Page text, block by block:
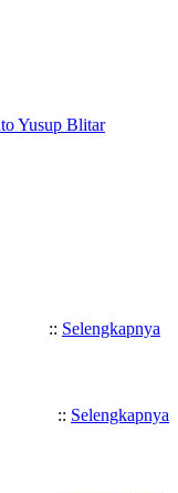
Yusup Blitar
:: Selengkapnya
:: Selengkapnya